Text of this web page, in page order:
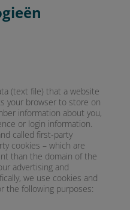
(text file) that a website
your browser to store on
information about you,
or login information.
called first-party
cookies – which are
than the domain of the
advertising and
we use cookies and
the following purposes: